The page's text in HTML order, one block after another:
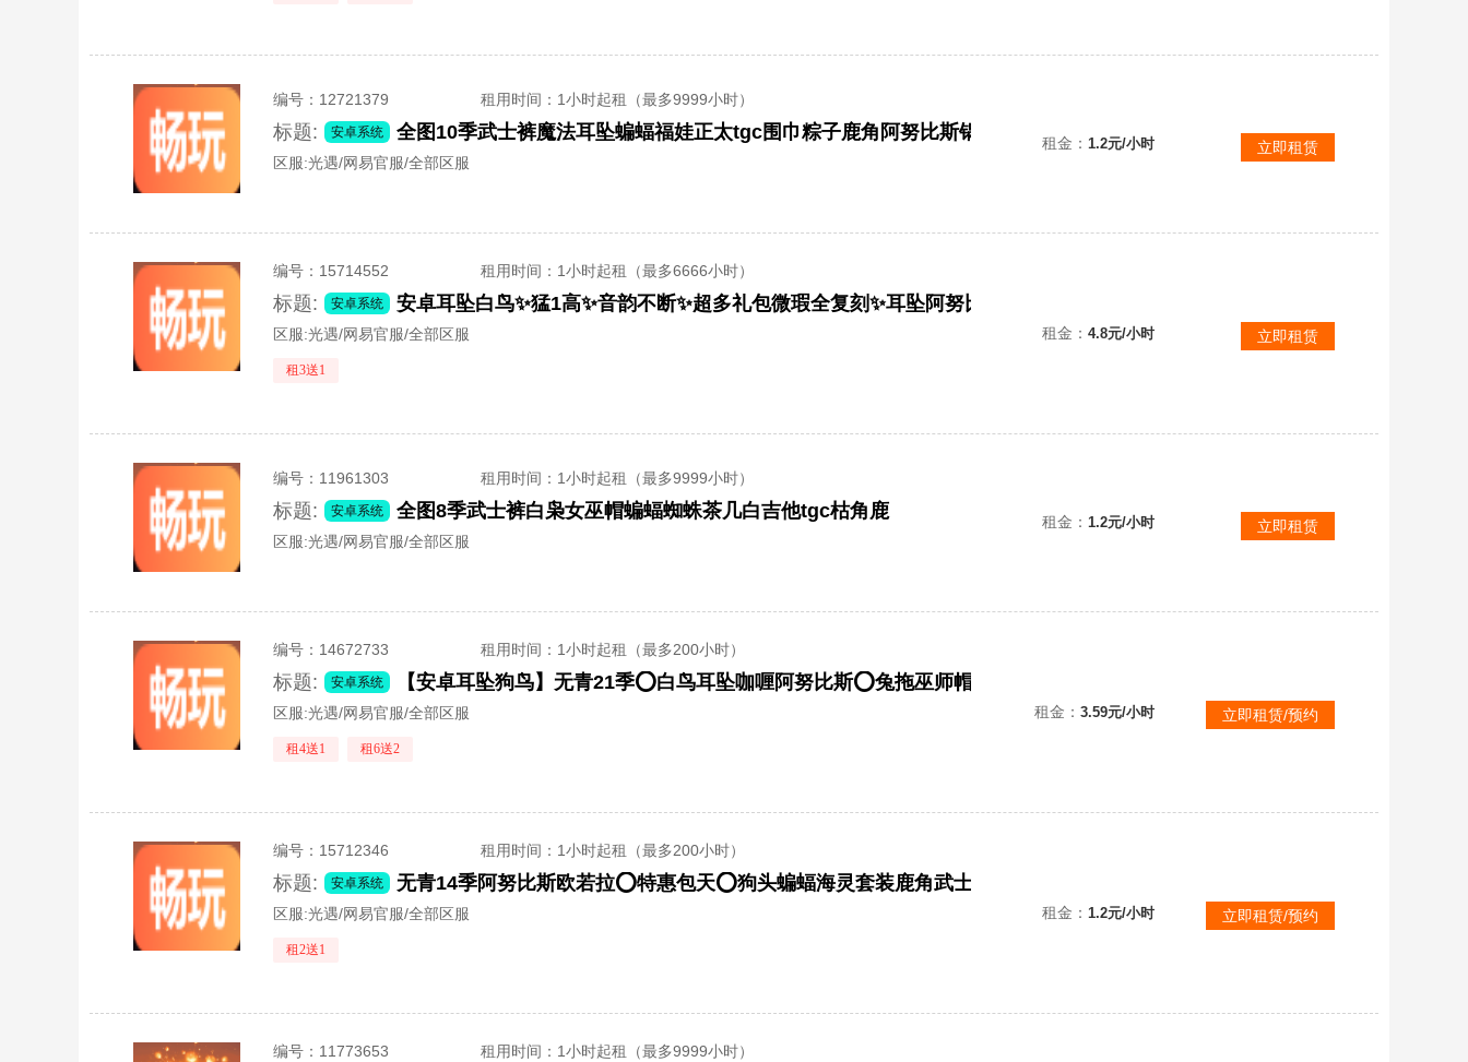
编号： 12721379 租用时间 ：1小时起租（最多9999小时）
标题: 安卓系统 全图10季武士裤魔法耳坠蝙蝠福娃正太tgc围巾粽子鹿角阿努比斯锅盖猫耳阿努比斯-猫猫头
区服:光遇/网易官服/全部区服
租金： 1.2元/小时 立即租赁
编号： 15714552 租用时间 ：1小时起租（最多6666小时）
标题: 安卓系统
区服:光遇/网易官服/全部区服
租3送1
租金： 4.8元/小时 立即租赁
编号： 11961303 租用时间 ：1小时起租（最多9999小时）
标题: 安卓系统 全图8季武士裤白枭女巫帽蝙蝠蜘蛛茶几白吉他tgc枯角鹿
区服:光遇/网易官服/全部区服
租金： 1.2元/小时 立即租赁
编号： 14672733 租用时间 ：1小时起租（最多200小时）
标题: 安卓系统 【安卓耳坠狗鸟】无青21季⭕白鸟耳坠咖喱阿努比斯⭕兔拖巫师帽蝙蝠斗
区服:光遇/网易官服/全部区服
租4送1 租6送2
租金： 3.59元/小时 立即租赁/预约
编号： 15712346 租用时间 ：1小时起租（最多200小时）
标题: 安卓系统
区服:光遇/网易官服/全部区服
租2送1
租金： 1.2元/小时 立即租赁/预约
编号： 11773653 租用时间 ：1小时起租（最多9999小时）